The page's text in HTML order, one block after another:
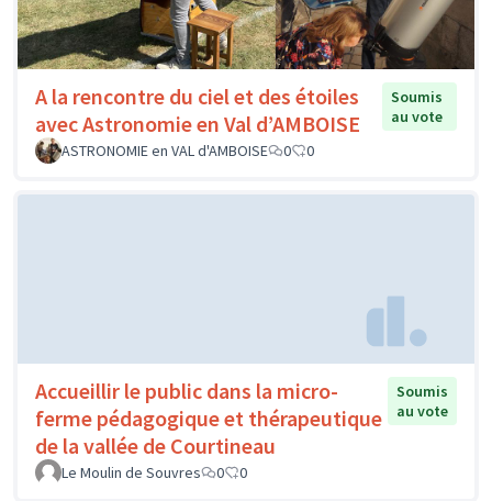
A la rencontre du ciel et des étoiles
avec Astronomie en Val d’AMBOISE
Soumis
au vote
ASTRONOMIE en VAL d'AMBOISE
0 0
Accueillir le public dans la micro-
ferme pédagogique et thérapeutique
de la vallée de Courtineau
Soumis
au vote
Le Moulin de Souvres 0 0